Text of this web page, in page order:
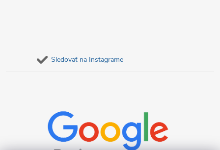
Sledovať na Instagrame